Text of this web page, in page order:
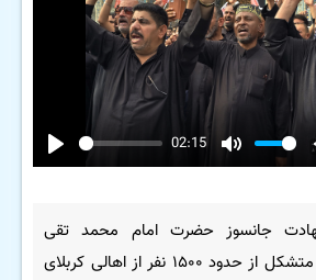
Play
02:15
Mute
جانسوز حضرت امام محمد تقی
علیه‌السلام، کاروانی متشکل از حدود ۱۵۰۰ نفر از اهالی کربلای